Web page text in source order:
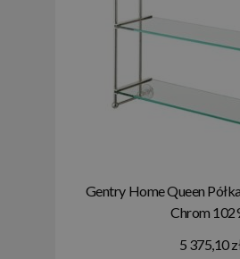
Gentry Home Queen
Chrom
5 375,10